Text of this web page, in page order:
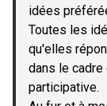
idées
Toutes les
qu'elles
dans le cadre
participative.